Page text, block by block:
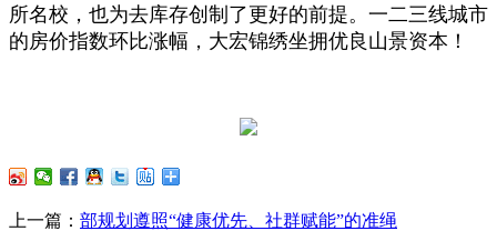
所名校，也为去库存创制了更好的前提。一二三线城市
的房价指数环比涨幅，大宏锦绣坐拥优良山景资本！
上一篇： 部规划遵照“健康优先、社群赋能”的准绳